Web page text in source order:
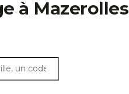
à Mazerolles